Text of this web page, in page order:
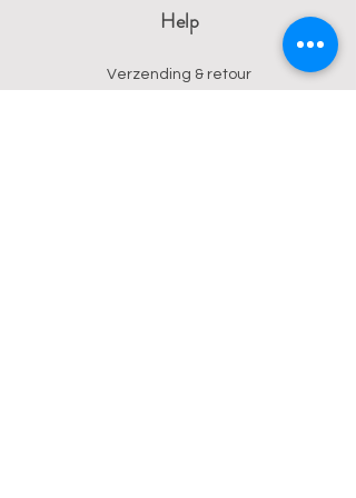
Help
Verzending & retour